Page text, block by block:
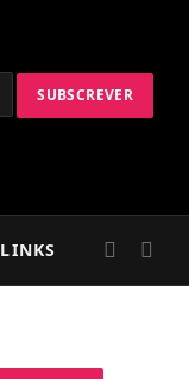
LINKS